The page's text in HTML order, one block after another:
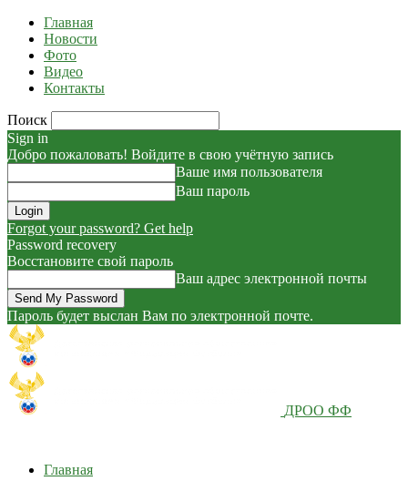
Главная
Новости
Фото
Видео
Контакты
Поиск
Sign in
Добро пожаловать! Войдите в свою учётную запись
Ваше имя пользователя
Ваш пароль
Forgot your password? Get help
Password recovery
Восстановите свой пароль
Ваш адрес электронной почты
Пароль будет выслан Вам по электронной почте.
ДРОО ФФ
Главная